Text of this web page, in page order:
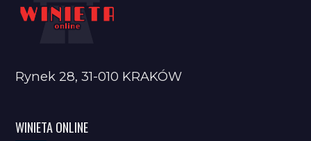
Rynek 28, 31-010 KRAKÓW
WINIETA ONLINE